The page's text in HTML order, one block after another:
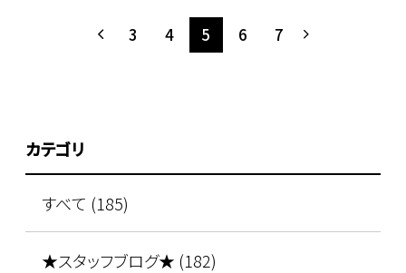
3 4 5 6 7
カテゴリ
すべて (185)
★スタッフブログ★ (182)